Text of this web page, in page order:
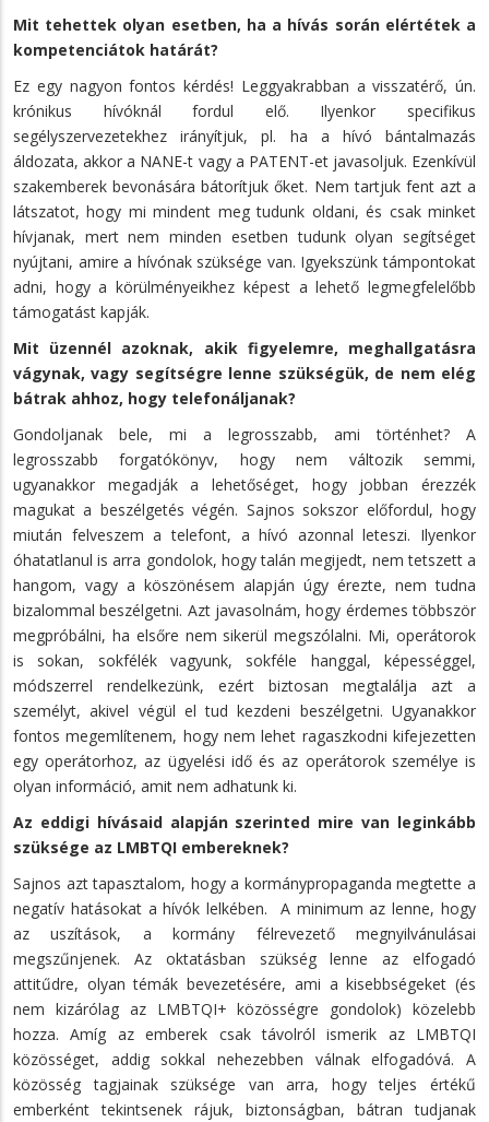
Mit tehettek olyan esetben, ha a hívás során elértétek a
kompetenciátok határát?
Ez egy nagyon fontos kérdés! Leggyakrabban a visszatérő, ún.
krónikus hívóknál fordul elő. Ilyenkor specifikus
segélyszervezetekhez irányítjuk, pl. ha a hívó bántalmazás
áldozata, akkor a NANE-t vagy a PATENT-et javasoljuk. Ezenkívül
szakemberek bevonására bátorítjuk őket. Nem tartjuk fent azt a
látszatot, hogy mi mindent meg tudunk oldani, és csak minket
hívjanak, mert nem minden esetben tudunk olyan segítséget
nyújtani, amire a hívónak szüksége van. Igyekszünk támpontokat
adni, hogy a körülményeikhez képest a lehető legmegfelelőbb
támogatást kapják.
Mit üzennél azoknak, akik figyelemre, meghallgatásra
vágynak, vagy segítségre lenne szükségük, de nem elég
bátrak ahhoz, hogy telefonáljanak?
Gondoljanak bele, mi a legrosszabb, ami történhet? A
legrosszabb forgatókönyv, hogy nem változik semmi,
ugyanakkor megadják a lehetőséget, hogy jobban érezzék
magukat a beszélgetés végén. Sajnos sokszor előfordul, hogy
miután felveszem a telefont, a hívó azonnal leteszi. Ilyenkor
óhatatlanul is arra gondolok, hogy talán megijedt, nem tetszett a
hangom, vagy a köszönésem alapján úgy érezte, nem tudna
bizalommal beszélgetni. Azt javasolnám, hogy érdemes többször
megpróbálni, ha elsőre nem sikerül megszólalni. Mi, operátorok
is sokan, sokfélék vagyunk, sokféle hanggal, képességgel,
módszerrel rendelkezünk, ezért biztosan megtalálja azt a
személyt, akivel végül el tud kezdeni beszélgetni. Ugyanakkor
fontos megemlítenem, hogy nem lehet ragaszkodni kifejezetten
egy operátorhoz, az ügyelési idő és az operátorok személye is
olyan információ, amit nem adhatunk ki.
Az eddigi hívásaid alapján szerinted mire van leginkább
szüksége az LMBTQI embereknek?
Sajnos azt tapasztalom, hogy a kormánypropaganda megtette a
negatív hatásokat a hívók lelkében. A minimum az lenne, hogy
az uszítások, a kormány félrevezető megnyilvánulásai
megszűnjenek. Az oktatásban szükség lenne az elfogadó
attitűdre, olyan témák bevezetésére, ami a kisebbségeket (és
nem kizárólag az LMBTQI+ közösségre gondolok) közelebb
hozza. Amíg az emberek csak távolról ismerik az LMBTQI
közösséget, addig sokkal nehezebben válnak elfogadóvá. A
közösség tagjainak szüksége van arra, hogy teljes értékű
emberként tekintsenek rájuk, biztonságban, bátran tudjanak